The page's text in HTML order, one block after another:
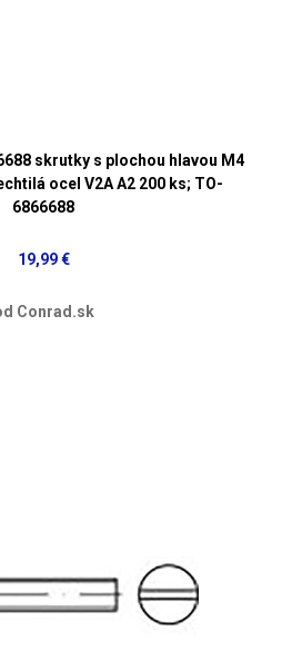
skrutky s plochou hlavou M4
ocel V2A A2 200 ks; TO-
6866688
19,99 €
Conrad.sk